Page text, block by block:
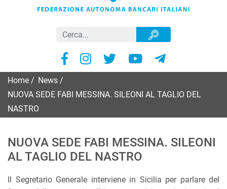
Home News
NUOVA SEDE FABI MESSINA. SILEONI AL TAGLIO DEL
NASTRO
NUOVA SEDE FABI MESSINA. SILEONI
AL TAGLIO DEL NASTRO
Il Segretario Generale interviene in Sicilia per parlare del